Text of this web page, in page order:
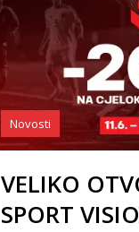
Novosti
VELIKO
SPORT